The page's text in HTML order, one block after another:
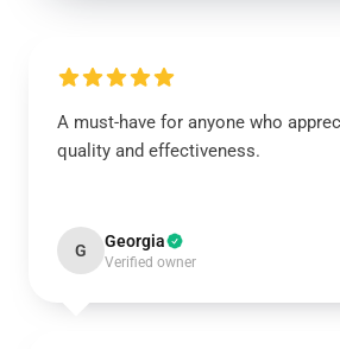
A must-have for anyone who
quality and effectiveness.
G Georgia
Verified owner